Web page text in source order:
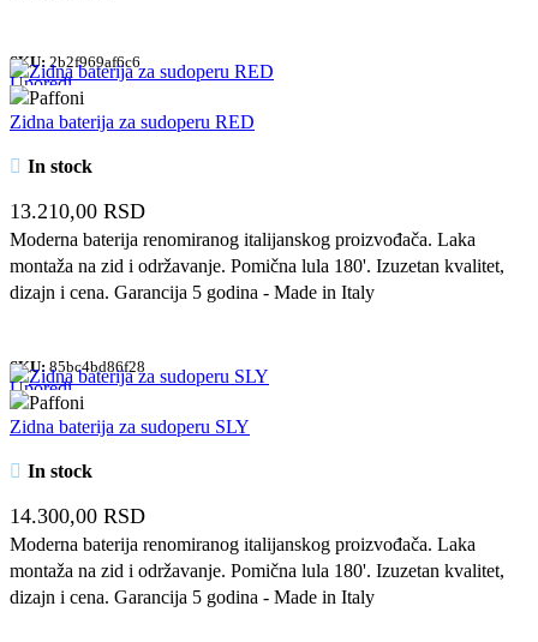
SKU: 2b2f969af6c6
Uporedi
Quick view
Dodaj u omiljene
Zidna baterija za sudoperu RED
In stock
13.210,00 RSD
Moderna baterija renomiranog italijanskog proizvođača. Laka
montaža na zid i održavanje. Pomična lula 180'. Izuzetan kvalitet,
dizajn i cena. Garancija 5 godina - Made in Italy
SKU: 85bc4bd86f28
Uporedi
Quick view
Dodaj u omiljene
Zidna baterija za sudoperu SLY
In stock
14.300,00 RSD
Moderna baterija renomiranog italijanskog proizvođača. Laka
montaža na zid i održavanje. Pomična lula 180'. Izuzetan kvalitet,
dizajn i cena. Garancija 5 godina - Made in Italy